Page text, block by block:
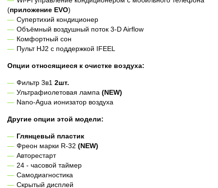
(приложение EVO)
Супертихий кондиционер
Объёмный воздушный поток 3-D Airflow
Комфортный сон
Пульт HJ2 с поддержкой IFEEL
Опции относящиеся к очистке воздуха:
Фильтр 3в1 2шт.
Ультрафиолетовая лампа (NEW)
Nano-Agua ионизатор воздуха
Другие опции этой модели:
Глянцевый пластик
Фреон марки R-32 (NEW)
Авторестарт
24 - часовой таймер
Самодиагностика
Скрытый дисплей